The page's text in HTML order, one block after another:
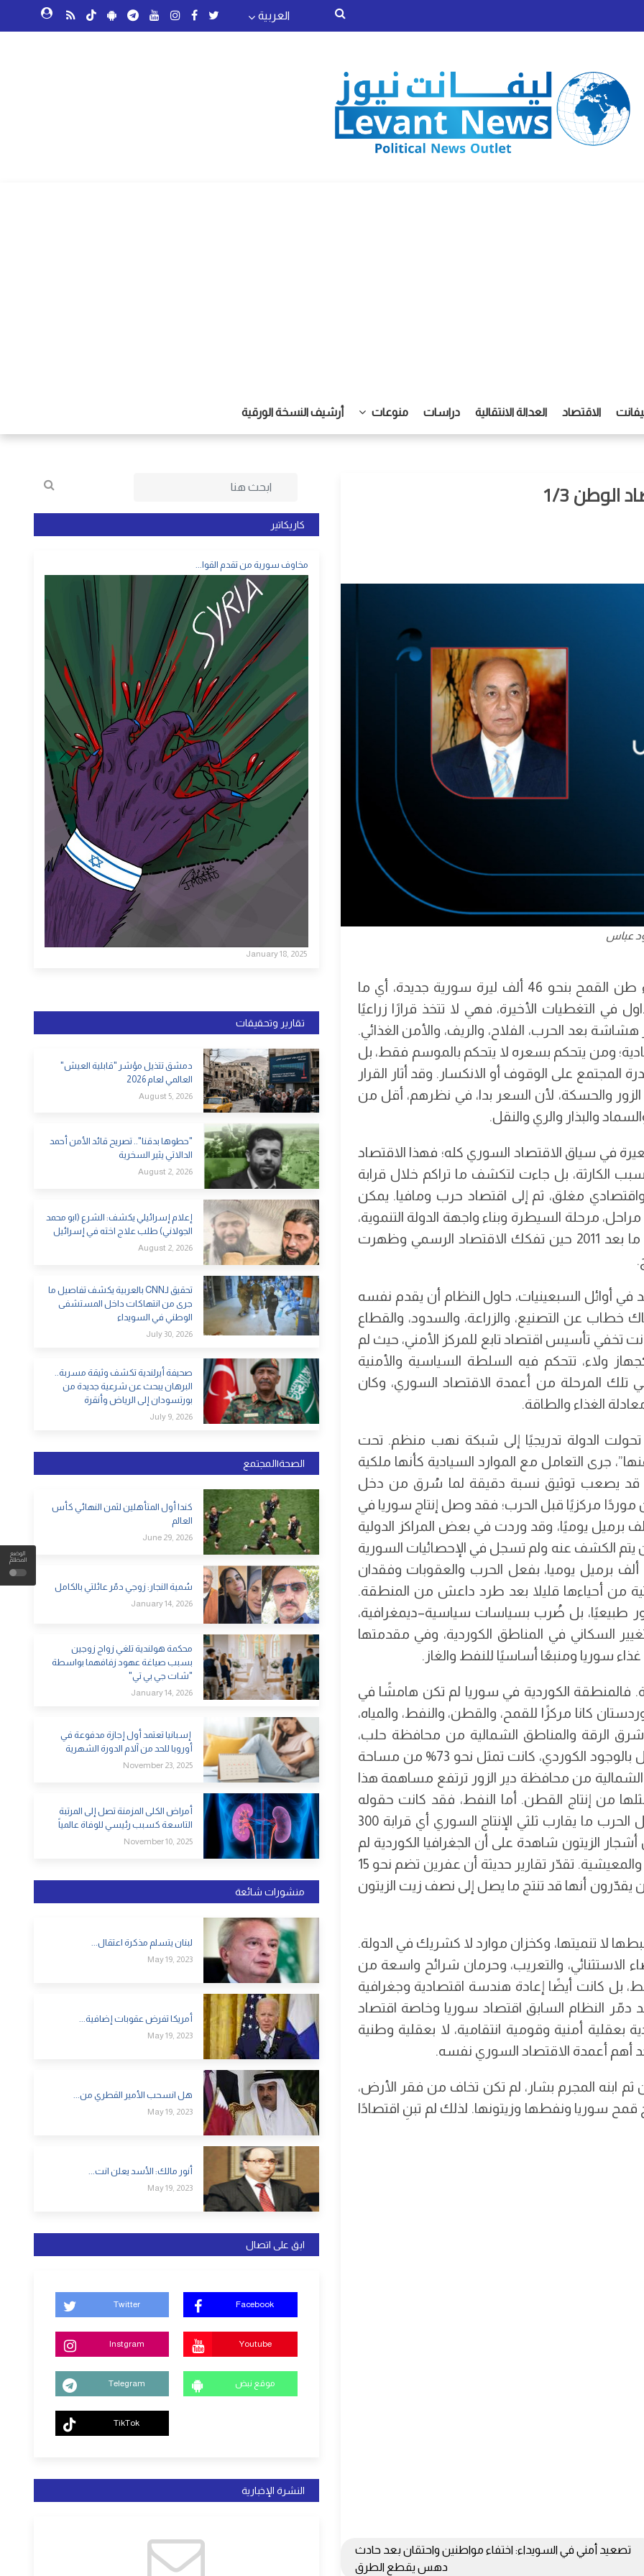
الوضع
المظلم
العربية
الاقتصاد العدالة الانتقالية دراسات منوعات أرشيف النسخة الورقية
1/3
عباس
حين تحدد الحكومة السورية الانتقالية سعر شراء طن القمح بنحو 46 ألف ليرة سورية جديدة، أي ما
في التغطيات الأخيرة، فهي لا تتخذ قرارًا زراعيًا
بعد الحرب، الفلاح، والريف، والأمن الغذائي.
ومن يتحكم بسعره لا يتحكم بالموسم فقط، بل
المجتمع على الوقوف أو الانكسار. وقد أثار القرار
والحسكة، لأن السعر بدا، في نظرهم، أقل من
والبذار والري والنقل.
في سياق الاقتصاد السوري كله؛ فهذا الاقتصاد
الكارثة، بل جاءت لتكشف ما تراكم خلال قرابة
مغلق، ثم إلى اقتصاد حرب ومافيا. يمكن
مرحلة السيطرة وبناء واجهة الدولة التنموية،
ثم مرحلة رسوخ النظام ونهب الموارد، ثم مرحلة ما بعد 2011 حين تفكك الاقتصاد الرسمي وظهرت
أوائل السبعينيات، حاول النظام أن يقدم نفسه
عن التصنيع، والزراعة، والسدود، والقطاع
تخفي تأسيس اقتصاد تابع للمركز الأمني، حيث لم
ولاء، تتحكم فيه السلطة السياسية والأمنية
تلك المرحلة من أعمدة الاقتصاد السوري، وكان
الغذاء والطاقة.
تحولت الدولة تدريجيًا إلى شبكة نهب منظم. تحت
جرى التعامل مع الموارد السيادية كأنها ملكية
قد يصعب توثيق نسبة دقيقة لما سُرق من دخل
موردًا مركزيًا قبل الحرب؛ فقد وصل إنتاج سوريا في
السنوات السابقة للحرب إلى أكثر من 450 ألف برميل يوميًا، وقد وردت في بعض المراكز الدولية
لكن لم يكن يتم الكشف عنه ولم تسجل في الإحصائيات السورية
السنوية، قبل أن يتهاوى الإنتاج لاحقًا إلى نحو 30 ألف برميل يوميا، بفعل الحرب والعقوبات وفقدان
من أحياءها قليلا بعد طرد داعش من المنطقة.
طبيعيًا، بل ضُرب بسياسات سياسية–ديمغرافية،
السكاني في المناطق الكوردية، وفي مقدمتها
سوريا ومنبعًا أساسيًا للنفط والغاز.
فالمنطقة الكوردية في سوريا لم تكن هامشًا في
كانا مركزًا للقمح، والقطن، والنفط، والمياه،
الرقة والمناطق الشمالية من محافظة حلب،
وهي من المجال الزراعي الشمالي والشرقي المتصل بالوجود الكوردي، كانت تمثل نحو 73% من مساحة
الشمالية من محافظة دير الزور ترتفع مساهمة هذا
من إنتاج القطن. أما النفط، فقد كانت حقوله
الأساسية في الشرق والشمال الشرقي تؤمّن قبل الحرب ما يقارب ثلثي الإنتاج السوري أي قرابة 300
الزيتون شاهدة على أن الجغرافيا الكوردية لم
تكن عبئًا على سوريا، بل واحدة من خزائنها الزراعية والمعيشية. تقدّر تقارير حديثة أن عفرين تضم نحو 15
أنها قد تنتج ما يصل إلى نصف زيت الزيتون
لا تنميتها، وكخزان موارد لا كشريك في الدولة.
الاستثنائي، والتعريب، وحرمان شرائح واسعة من
بل كانت أيضًا إعادة هندسة اقتصادية وجغرافية
النظام السابق اقتصاد سوريا وخاصة اقتصاد
أمنية وقومية انتقامية، لا بعقلية وطنية
أهم أعمدة الاقتصاد السوري نفسه.
ابنه المجرم بشار، لم تكن تخاف من فقر الأرض،
سوريا ونفطها وزيتونها. لذلك لم تبنِ اقتصادًا
تصعيد أمني في السويداء: اختفاء مواطنين واحتقان بعد حادث
دهس يقطع الطرق
كاريكاتير
مخاوف سورية من تقدم القوا...
January 18, 2025
تقارير وتحقيقات
دمشق تتذيل مؤشر "قابلية العيش"
العالمي لعام 2026
August 5, 2026
"حطوها بدقنا".. تصريح قائد الأمن أحمد
الدالاتي يثير السخرية
August 2, 2026
إعلام إسرائيلي يكشف: الشرع (ابو محمد
الجولاني) طلب علاج اخته في إسرائيل
August 2, 2026
تحقيق لـCNN بالعربية يكشف تفاصيل ما
جرى من انتهاكات داخل المستشفى
الوطني في السويداء
July 30, 2026
صحيفة أيرلندية تكشف وثيقة مسربة..
البرهان يبحث عن شرعية جديدة من
بورتسودان إلى الرياض وأنقرة
July 9, 2026
الصحة|المجتمع
كندا أول المتأهلين لثمن النهائي كأس
العالم
June 29, 2026
سُمية النجار: زوجي دمّر عائلتي بالكامل
January 14, 2026
محكمة هولندية تلغي زواج زوجين
بسبب صياغة عهود زفافهما بواسطة
"شات جي بي تي"
January 14, 2026
إسبانيا تعتمد أول إجازة مدفوعة في
أوروبا للحد من آلام الدورة الشهرية
November 23, 2025
أمراض الكلى المزمنة تصل إلى المرتبة
التاسعة كسبب رئيسي للوفاة عالمياً
November 10, 2025
منشورات شائعة
لبنان يتسلم مذكرة اعتقال...
May 19, 2023
أمريكا تفرض عقوبات إضافية...
May 19, 2023
هل انسحب الأمير القطري من...
May 19, 2023
أنور مالك: الأسد يعلن انت...
May 19, 2023
ابق على اتصال
Twitter Facebook
Instgram Youtube
Telegram موقع نبض
TikTok
النشرة الإخبارية